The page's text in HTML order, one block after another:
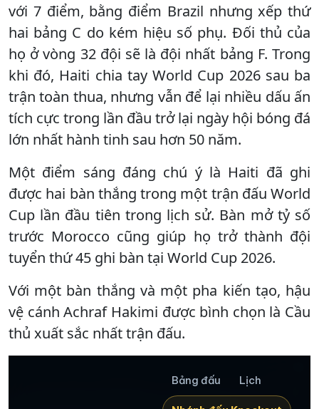
với 7 điểm, bằng điểm Brazil nhưng xếp thứ
hai bảng C do kém hiệu số phụ. Đối thủ của
họ ở vòng 32 đội sẽ là đội nhất bảng F. Trong
khi đó, Haiti chia tay World Cup 2026 sau ba
trận toàn thua, nhưng vẫn để lại nhiều dấu ấn
tích cực trong lần đầu trở lại ngày hội bóng đá
lớn nhất hành tinh sau hơn 50 năm.
Một điểm sáng đáng chú ý là Haiti đã ghi
được hai bàn thắng trong một trận đấu World
Cup lần đầu tiên trong lịch sử. Bàn mở tỷ số
trước Morocco cũng giúp họ trở thành đội
tuyển thứ 45 ghi bàn tại World Cup 2026.
Với một bàn thắng và một pha kiến tạo, hậu
vệ cánh Achraf Hakimi được bình chọn là Cầu
thủ xuất sắc nhất trận đấu.